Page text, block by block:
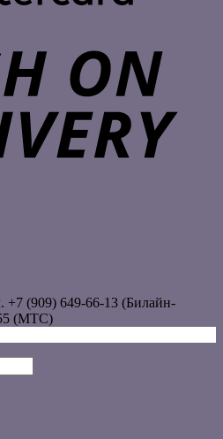
+7 (909) 649-66-13 (Билайн-
55 (МТС)